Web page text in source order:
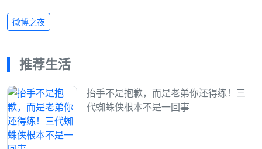
微博之夜
推荐生活
抬手不是抱歉，而是老弟你还得练！三
代蜘蛛侠根本不是一回事